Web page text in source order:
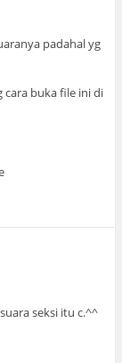
padahal yg
cara buka file ini di
seksi itu c.^^